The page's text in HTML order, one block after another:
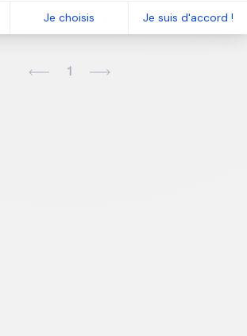
Je choisis Je suis d'accord !
1